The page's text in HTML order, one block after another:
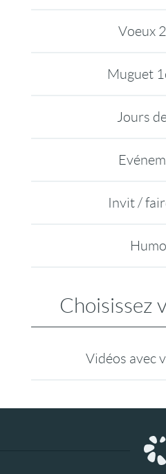
Voeux
Muguet
Jours
Invit /
Choisissez
Vidéos avec